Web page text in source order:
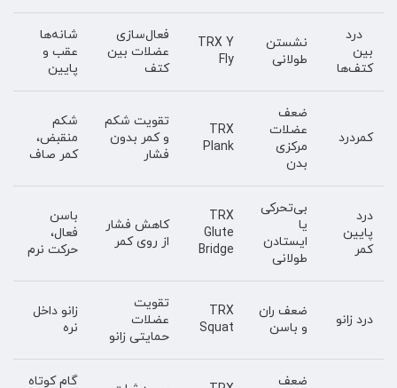
درد
بین
کتف‌ها
نشستن
طولانی
TRX Y
Fly
فعال‌سازی
عضلات بین
کتف
شانه‌ها
عقب و
پایین
کمردرد
ضعف
عضلات
مرکزی
بدن
TRX
Plank
تقویت شکم
و کمر بدون
فشار
شکم
منقبض،
کمر صاف
درد
پایین
کمر
بی‌تحرکی
یا
ایستادن
طولانی
TRX
Glute
Bridge
کاهش فشار
از روی کمر
باسن
فعال،
حرکت نرم
درد زانو
ضعف ران
و باسن
TRX
Squat
تقویت
عضلات
حمایتی زانو
زانو داخل
نره
ضعف
گام کوتاه